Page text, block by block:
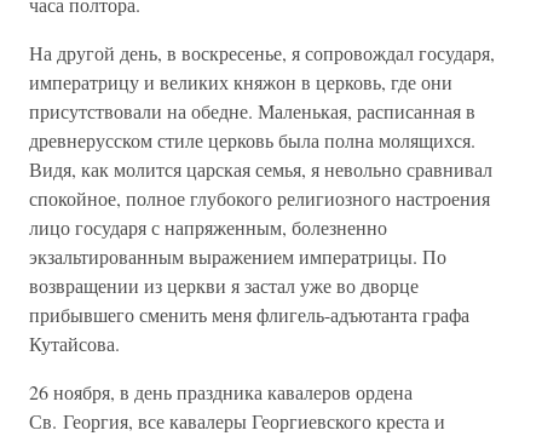
На другой день, в воскресенье, я сопровождал государя,
императрицу и великих княжон в церковь, где они
присутствовали на обедне. Маленькая, расписанная в
древнерусском стиле церковь была полна молящихся.
Видя, как молится царская семья, я невольно сравнивал
спокойное, полное глубокого религиозного настроения
лицо государя с напряженным, болезненно
экзальтированным выражением императрицы. По
возвращении из церкви я застал уже во дворце
прибывшего сменить меня флигель-адъютанта графа
Кутайсова.
26 ноября, в день праздника кавалеров ордена
Св. Георгия, все кавалеры Георгиевского креста и